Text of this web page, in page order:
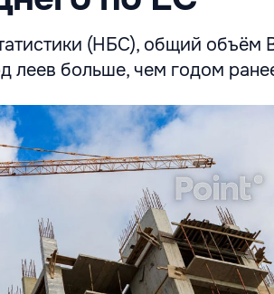
(НБС), общий объём
леев больше, чем годом